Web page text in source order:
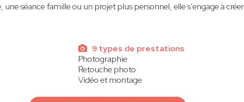
séance famille ou un projet plus personnel, elle s'engage à
9 types de prestations
Photographie
Retouche photo
Vidéo et montage